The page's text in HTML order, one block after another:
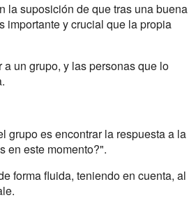
la suposición de que tras una buena
importante y crucial que la propia
un grupo, y las personas que lo
grupo es encontrar la respuesta a la
en este momento?".
forma fluida, teniendo en cuenta, al